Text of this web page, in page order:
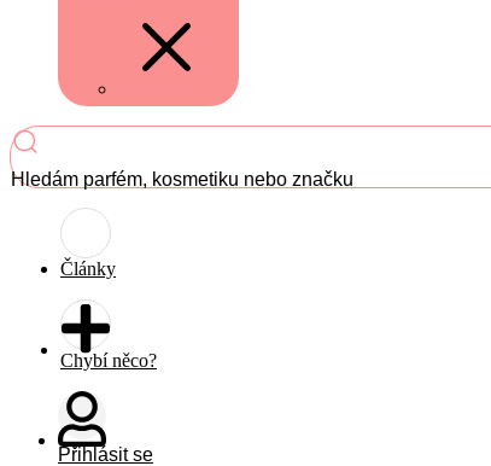
Hledám parfém, kosmetiku nebo značku
Články
Chybí něco?
Přihlásit se